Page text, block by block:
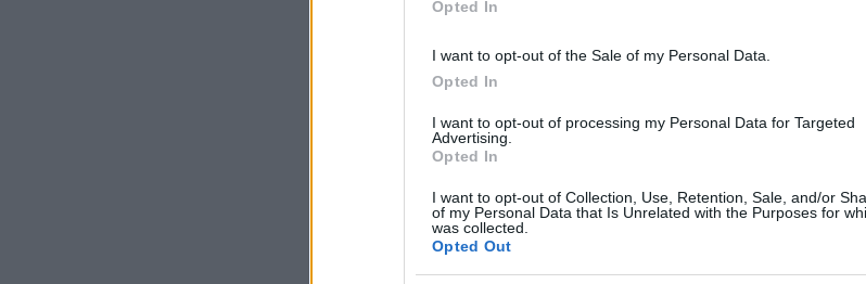
Opted In
I want to opt-out of the Sale of my Personal Data.
Opted In
I want to opt-out of processing my Personal Data for Targeted
Advertising.
Opted In
I want to opt-out of Collection, Use, Retention, Sale, and/or
of my Personal Data that Is Unrelated with the Purposes for
was collected.
Opted Out